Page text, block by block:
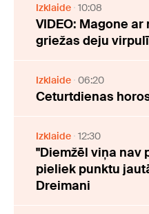
Izklaide 10:08
VIDEO: Magone
griežas deju virpulī
Izklaide 06:20
Ceturtdienas
Izklaide 12:30
"Diemžēl viņa nav
pieliek punktu
Dreimani